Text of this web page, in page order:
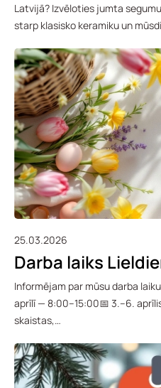
Latvijā? Izvēloties jumta
starp klasisko keramiku un
25.03.2026
Darba laiks
Informējam par mūsu darba
aprīlī — 8:00–15:00📅 3.–6.
skaistas,…